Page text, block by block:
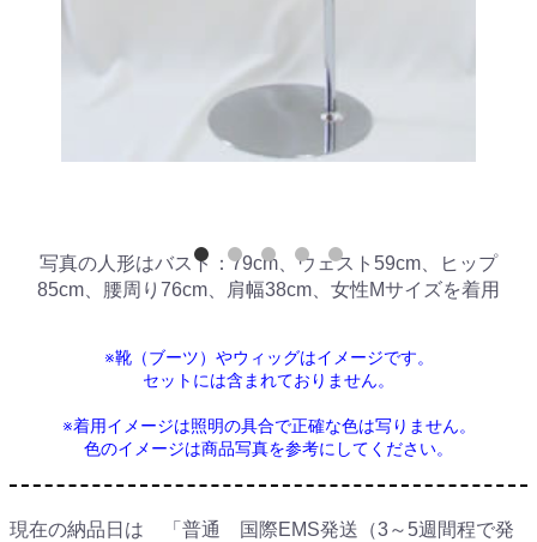
写真の人形はバスト：79cm、ウェスト59cm、ヒップ
85cm、腰周り76cm、肩幅38cm、女性Mサイズを着用
※靴（ブーツ）やウィッグはイメージです。
セットには含まれておりません。
※着用イメージは照明の具合で正確な色は写りません。
色のイメージは商品写真を参考にしてください。
現在の納品日は 「普通 国際EMS発送（3～5週間程で発